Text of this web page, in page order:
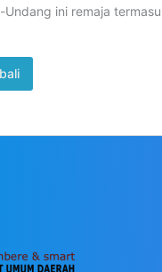
Undang ini remaja